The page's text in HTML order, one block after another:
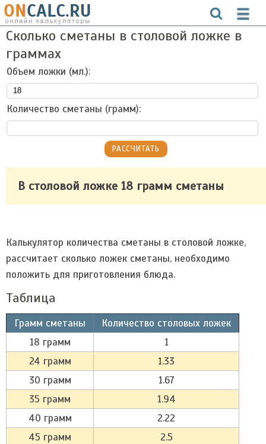
Сколько сметаны в столовой ложке в
граммах
Объем ложки (мл.):
Количество сметаны (грамм):
В столовой ложке 18 грамм сметаны
Калькулятор количества сметаны в столовой ложке,
рассчитает сколько ложек сметаны, необходимо
положить для приготовления блюда.
Таблица
Грамм сметаны
Количество столовых ложек
18 грамм
1
24 грамм
1.33
30 грамм
1.67
35 грамм
1.94
40 грамм
2.22
45 грамм
2.5